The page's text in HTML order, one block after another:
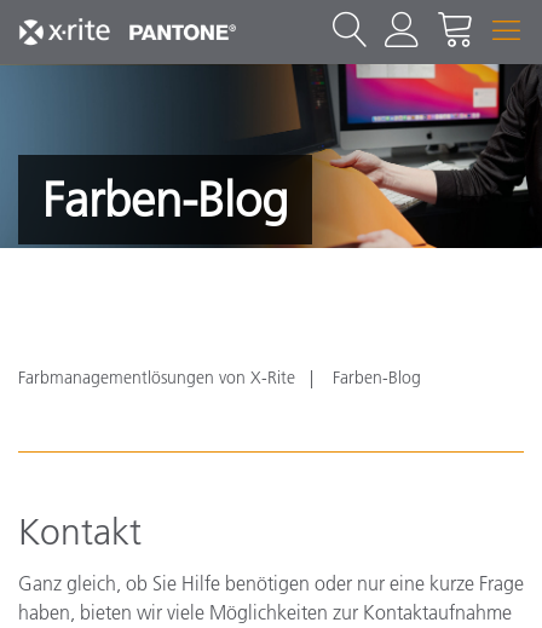
Farben-Blog
Farbmanagementlösungen von X-Rite Farben-Blog
Kontakt
Ganz gleich, ob Sie Hilfe benötigen oder nur eine kurze Frage
haben, bieten wir viele Möglichkeiten zur Kontaktaufnahme